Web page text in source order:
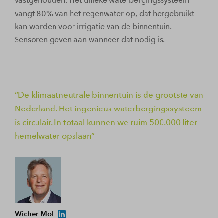
vangt 80% van het regenwater op, dat hergebruikt
kan worden voor irrigatie van de binnentuin.
Sensoren geven aan wanneer dat nodig is.
De klimaatneutrale binnentuin is de grootste van
Nederland. Het ingenieus waterbergingssysteem
is circulair. In totaal kunnen we ruim 500.000 liter
hemelwater opslaan
Wicher Mol